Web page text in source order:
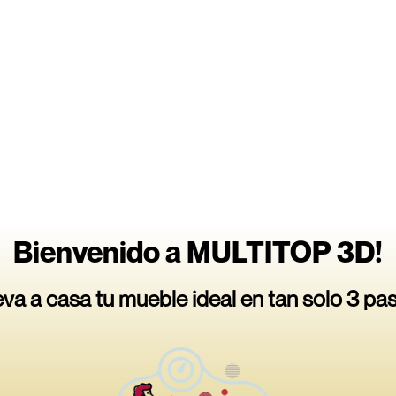
Bienvenido a MULTITOP 3D!
a casa tu mueble ideal en tan solo 3